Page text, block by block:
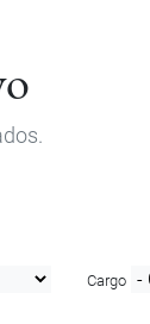
Cargo